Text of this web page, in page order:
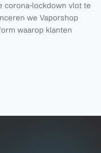
corona-lockdown vlot te
we Vaporshop
waarop klanten